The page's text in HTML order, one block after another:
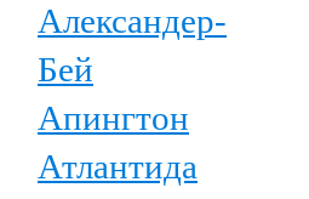
Александер-
Бей
Апингтон
Атлантида